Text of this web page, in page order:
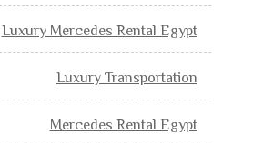
Luxury Mercedes Rental Egypt
Luxury Transportation
Mercedes Rental Egypt